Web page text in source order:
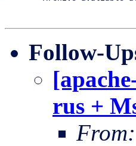
Follow-
rus +
From: